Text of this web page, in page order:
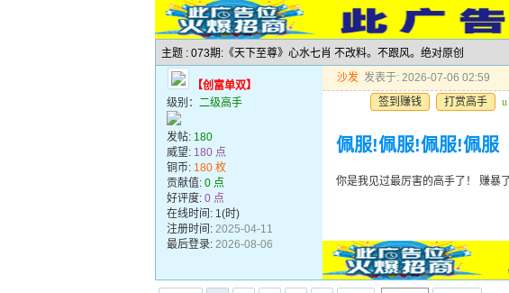
主题 : 073期:《天下至尊》心水七肖 不改料。不跟风。绝对原创
【创富单双】
级别： 二级高手
发帖: 180
威望: 180 点
铜币: 180 枚
贡献值: 0 点
好评度: 0 点
在线时间: 1(时)
注册时间: 2025-04-11
最后登录: 2026-08-06
沙发 发表于: 2026-07-06 02:59
签到赚钱
打赏高手 u
佩服!佩服!佩服!佩服
你是我见过最厉害的高手了！ 赚暴